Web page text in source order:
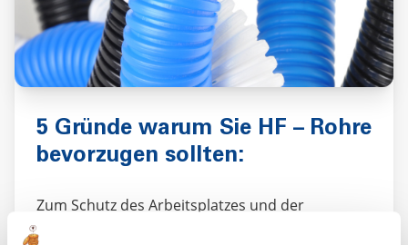
5 Gründe warum Sie HF – Rohre
bevorzugen sollten:
Zum Schutz des Arbeitsplatzes und der
Gesundheit der Arbeitnehmer